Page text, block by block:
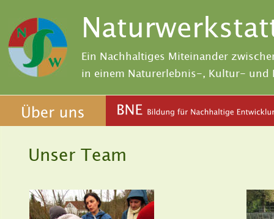
Unser Team
Ein Nachhaltiges Miteinander
in einem Naturerlebnis-, Kultur- und